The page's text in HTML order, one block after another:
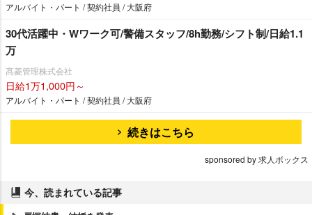
アルバイト・パート / 契約社員 / 大阪府
30代活躍中・Wワーク可/警備スタッフ/8h勤務/シフト制/日給1.1
万
髙菱管理株式会社
日給1万1,000円～
アルバイト・パート / 契約社員 / 大阪府
続きはこちら
sponsored by 求人ボックス
今、読まれている記事